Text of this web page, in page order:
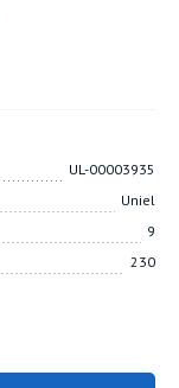
UL-00003935
Uniel
9
230